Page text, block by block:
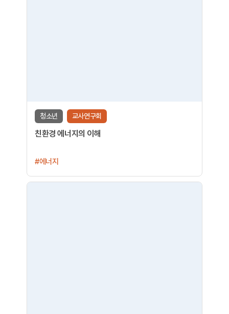
청소년 교사연구회
친환경 에너지의 이해
#에너지